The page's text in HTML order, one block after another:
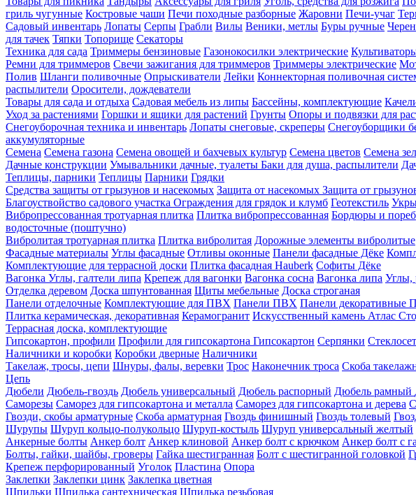
гриль чугунные Костровые чаши Печи походные разборные Жаровни Печи-учаг
Садовый инвентарь Лопаты Серпы Грабли Вилы Веники, метлы Буры ручные
для тачек Тяпки Топорище Секаторы
Техника для сада Триммеры бензиновые Газонокосилки электрические
Ремни для триммеров Свечи зажигания для триммеров Триммеры электрические
Полив Шланги поливочные Опрыскиватели Лейки Коннекторная поливочная
распылители Оросители, дождеватели
Товары для сада и отдыха Садовая мебель из липы Бассейны, комплектующие
Уход за растениями Горшки и ящики для растений Грунты Опоры и подвязки для
Снегоуборочная техника и инвентарь Лопаты снеговые, скреперы Снегоуборщики
аккумуляторные
Семена Семена газона Семена овощей и бахчевых культур Семена цветов Семена
Дачные конструкции Умывальники дачные, туалеты Баки для душа, распылители
Теплицы, парники Теплицы Парники Грядки
Средства защиты от грызунов и насекомых Защита от насекомых Защита от
Благоуствойство садового участка Ограждения для грядок и клумб Геотекстиль
Вибропрессованная тротуарная плитка Плитка вибропрессованная Бордюры и
водосточные (поштучно)
Вибролитая тротуарная плитка Плитка вибролитая Дорожные элементы вибролитые
Фасадные материалы Углы фасадные Отливы оконные Панели фасадные Дёке
Комплектующие для террасной доски Плитка фасадная Hauberk Софиты Дёке
Вагонка Углы, галтели липа Крепеж для вагонки Вагонка сосна Вагонка липа Углы,
Отделка деревом Доска шпунтованная Щиты мебельные Доска строганая
Панели отделочные Комплектующие для ПВХ Панели ПВХ Панели декоративные
Плитка керамическая, декоративная Керамогранит Искусственный камень Атлас
Террасная доска, комплектующие
Гипсокартон, профили Профили для гипсокартона Гипсокартон Серпянки
Наличники и коробки Коробки дверные Наличники
Такелаж, тросы, цепи Шнуры, фалы, веревки Трос Наконечник троса Скоба
Цепь
Дюбели Дюбель-гвоздь Дюбель универсальный Дюбель распорный Дюбель рамный
Саморезы Саморез для гипсокартона и металла Саморез для гипсокартона и дерева
Гвозди, скобы арматурные Скоба арматурная Гвоздь финишный Гвоздь толевый
Шурупы Шуруп кольцо-полукольцо Шуруп-костыль Шуруп универсальный желтый
Анкерные болты Анкер болт Анкер клиновой Анкер болт с крючком Анкер болт с
Болты, гайки, шайбы, гроверы Гайка шестигранная Болт c шестигранной головкой
Крепеж перфорированный Уголок Пластина Опора
Заклепки Заклепки цинк Заклепка цветная
Шпильки Шпилька сантехническая Шпилька резьбовая